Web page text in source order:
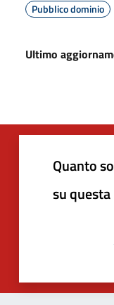
Pubblico dominio
Ultimo
Quanto
su